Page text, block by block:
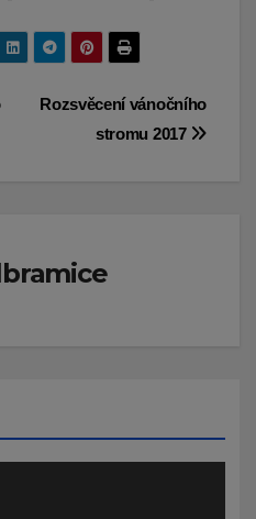
Rozsvěcení vánočního
stromu 2017